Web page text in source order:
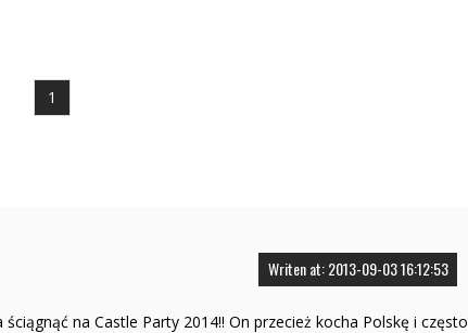
1
Writen at: 2013-09-03 16:12:53
na Castle Party 2014!! On przecież kocha Polskę i często